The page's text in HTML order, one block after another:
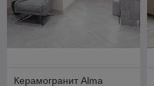
Керамогранит Alma